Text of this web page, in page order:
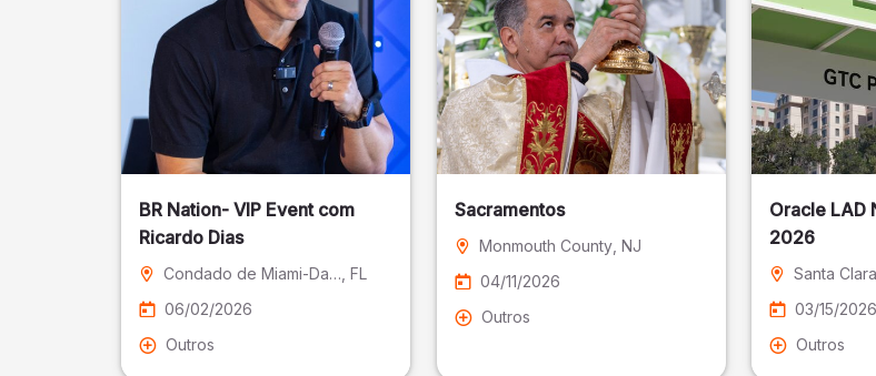
BR Nation- VIP Event com
Ricardo Dias
Condado de Miami-Dade , FL
06/02/2026
Outros
Sacramentos
Monmouth County, NJ
04/11/2026
Outros
Oracle LAD
2026
Santa
03/15/
Outros